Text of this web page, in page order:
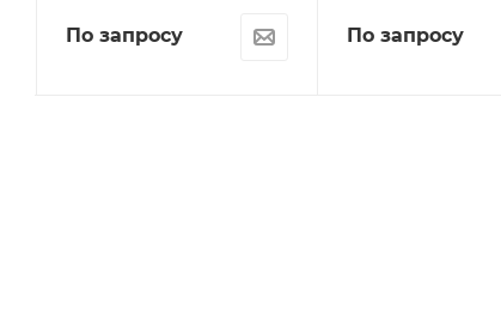
По запросу По запросу